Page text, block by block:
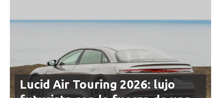
Lucid Air Touring 2026: lujo